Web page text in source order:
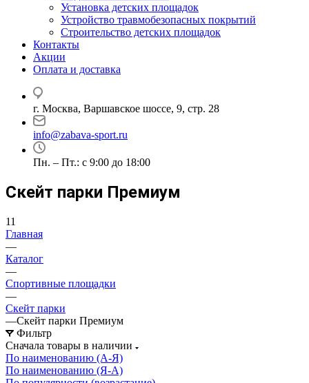
Установка детских площадок
Устройство травмобезопасных покрытий
Строительство детских площадок
Контакты
Акции
Оплата и доставка
г. Москва, Варшавское шоссе, 9, стр. 28
info@zabava-sport.ru
Пн. – Пт.: с 9:00 до 18:00
Скейт парки Премиум
11
Главная
—
Каталог
—
Спортивные площадки
—
Скейт парки
—Скейт парки Премиум
Фильтр
Сначала товары в наличии
По наименованию (А-Я)
По наименованию (Я-А)